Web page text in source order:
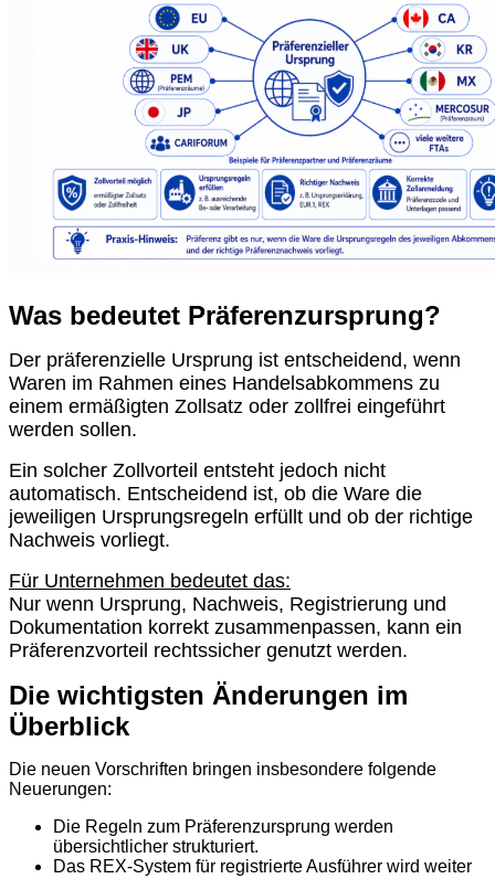
Was bedeutet Präferenzursprung?
Der präferenzielle Ursprung ist entscheidend, wenn
Waren im Rahmen eines Handelsabkommens zu
einem ermäßigten Zollsatz oder zollfrei eingeführt
werden sollen.
Ein solcher Zollvorteil entsteht jedoch nicht
automatisch. Entscheidend ist, ob die Ware die
jeweiligen Ursprungsregeln erfüllt und ob der richtige
Nachweis vorliegt.
Für Unternehmen bedeutet das:
Nur wenn Ursprung, Nachweis, Registrierung und
Dokumentation korrekt zusammenpassen, kann ein
Präferenzvorteil rechtssicher genutzt werden.
Die wichtigsten Änderungen im
Überblick
Die neuen Vorschriften bringen insbesondere folgende
Neuerungen:
Die Regeln zum Präferenzursprung werden
übersichtlicher strukturiert.
Das REX-System für registrierte Ausführer wird weiter